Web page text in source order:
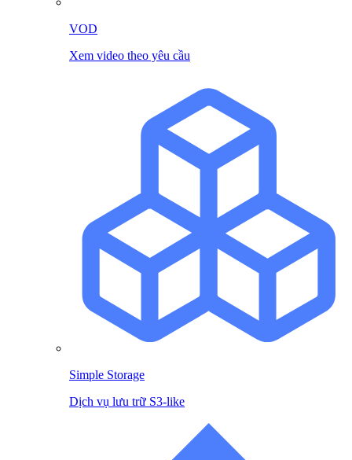
VOD
Xem video theo yêu cầu
Simple Storage
Dịch vụ lưu trữ S3-like